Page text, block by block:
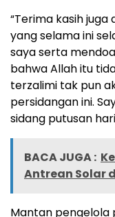
“Terima kasih
yang selama ini
saya serta
bahwa Allah itu
terzalimi tak pun
persidangan ini.
sidang putusan
BACA JUGA :
Antrean Solar
Mantan pengelola